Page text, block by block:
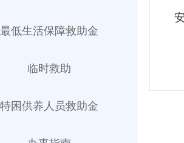
最低生活保障救助金
临时救助
特困供养人员救助金